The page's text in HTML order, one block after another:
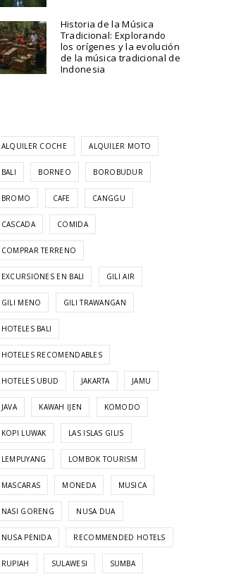
Historia de la Música
Tradicional: Explorando
los orígenes y la evolución
de la música tradicional de
Indonesia
ALQUILER COCHE ALQUILER MOTO
BALI BORNEO BOROBUDUR
BROMO CAFE CANGGU
CASCADA COMIDA
COMPRAR TERRENO
EXCURSIONES EN BALI GILI AIR
GILI MENO GILI TRAWANGAN
HOTELES BALI
HOTELES RECOMENDABLES
HOTELES UBUD JAKARTA JAMU
JAVA KAWAH IJEN KOMODO
KOPI LUWAK LAS ISLAS GILIS
LEMPUYANG LOMBOK TOURISM
MASCARAS MONEDA MUSICA
NASI GORENG NUSA DUA
NUSA PENIDA RECOMMENDED HOTELS
RUPIAH SULAWESI SUMBA